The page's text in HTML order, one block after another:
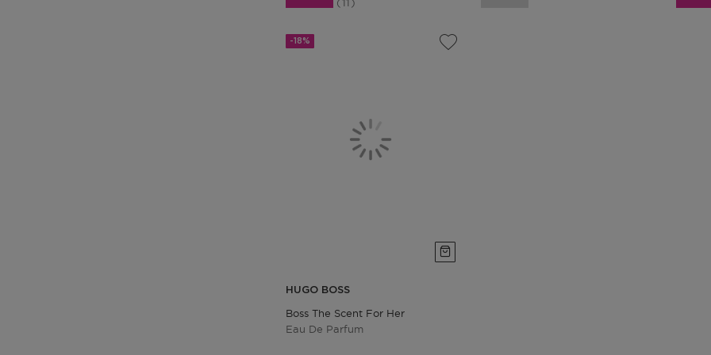
11
-18%
HUGO BOSS
Boss The Scent For Her
Eau De Parfum